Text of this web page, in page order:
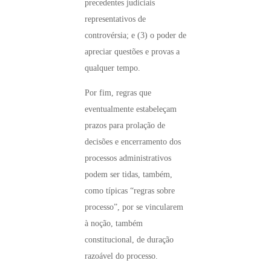
precedentes judiciais
representativos de
controvérsia; e (3) o poder de
apreciar questões e provas a
qualquer tempo.
Por fim, regras que
eventualmente estabeleçam
prazos para prolação de
decisões e encerramento dos
processos administrativos
podem ser tidas, também,
como típicas “regras sobre
processo”, por se vincularem
à noção, também
constitucional, de duração
razoável do processo.